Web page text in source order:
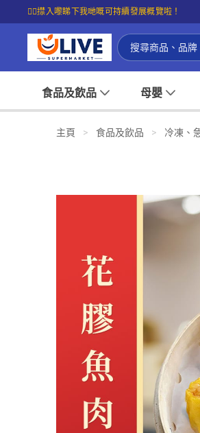
☝🏼㩒入嚟睇下我哋嘅可持續發展概覽啦！
食品及飲品 母嬰
主頁 > 食品及飲品 > 冷凍、